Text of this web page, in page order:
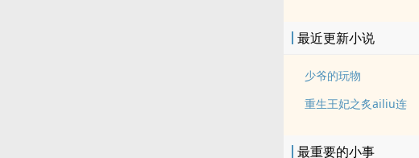
最近更新小说
少爷的玩物
重生王妃之炙ailiu连
最重要的小事